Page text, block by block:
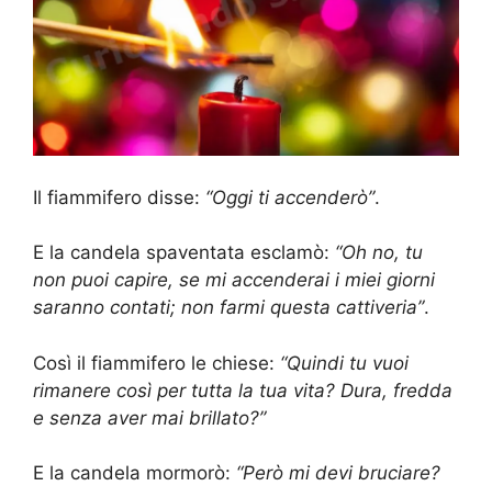
Il fiammifero disse: “Oggi ti accenderò”.
E la candela spaventata esclamò: “Oh no, tu
non puoi capire, se mi accenderai i miei giorni
saranno contati; non farmi questa cattiveria”.
Così il fiammifero le chiese: “Quindi tu vuoi
rimanere così per tutta la tua vita? Dura, fredda
e senza aver mai brillato?”
E la candela mormorò: “Però mi devi bruciare?